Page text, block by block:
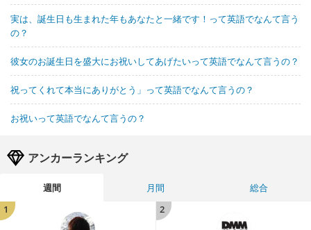
実は、誕生日も生まれた年もあなたと一緒です！って英語でなんて言う
の？
彼女のお誕生日を盛大にお祝いしてあげたいって英語でなんて言うの？
祝ってくれて本当にありがとう」って英語でなんて言うの？
お祝いって英語でなんて言うの？
アンカーランキング
週間 月間
総合
1
2